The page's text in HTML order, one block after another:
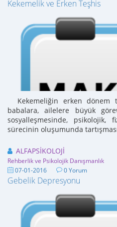
Kekemelik ve Erken Teşhis
Kekemeliğin erken dönem
babalara, ailelere büyük
sosyalleşmesinde, psikolojik,
sürecinin oluşumunda
ALFAPSİKOLOJİ
Rehberlik ve Psikolojik Danışmanlık
07-01-2016 0 Yorum
Gebelik Depresyonu